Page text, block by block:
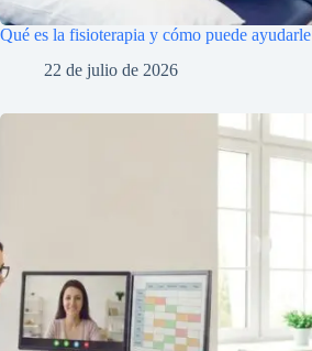
Qué es la fisioterapia y cómo puede ayudarle
22 de julio de 2026